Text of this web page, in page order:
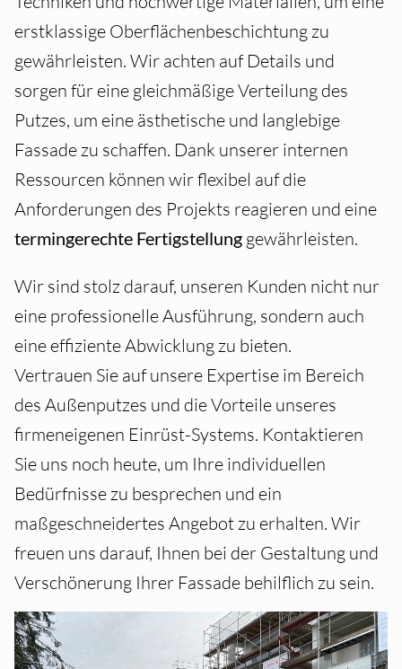
erstklassige Oberflächenbeschichtung zu
gewährleisten. Wir achten auf Details und
sorgen für eine gleichmäßige Verteilung des
Putzes, um eine ästhetische und langlebige
Fassade zu schaffen. Dank unserer internen
Ressourcen können wir flexibel auf die
Anforderungen des Projekts reagieren und eine
termingerechte Fertigstellung gewährleisten.
Wir sind stolz darauf, unseren Kunden nicht nur
eine professionelle Ausführung, sondern auch
eine effiziente Abwicklung zu bieten.
Vertrauen Sie auf unsere Expertise im Bereich
des Außenputzes und die Vorteile unseres
firmeneigenen Einrüst-Systems. Kontaktieren
Sie uns noch heute, um Ihre individuellen
Bedürfnisse zu besprechen und ein
maßgeschneidertes Angebot zu erhalten. Wir
freuen uns darauf, Ihnen bei der Gestaltung und
Verschönerung Ihrer Fassade behilflich zu sein.